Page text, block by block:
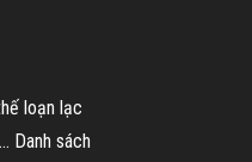
loạn lạc
… Danh sách